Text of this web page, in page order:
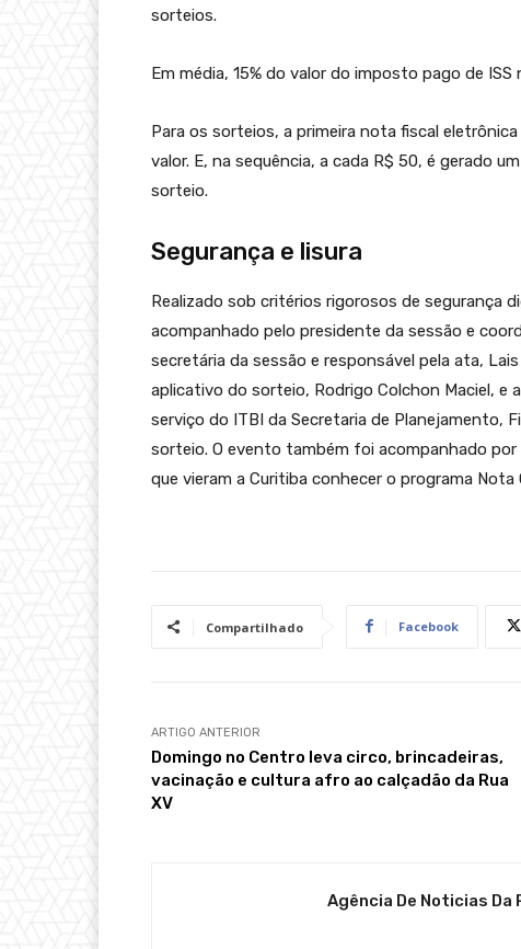
sorteios.
Em média, 15% do valor do imposto pago de
Para os sorteios, a primeira nota fiscal
valor. E, na sequência, a cada R$ 50, é gerado
sorteio.
Segurança e lisura
Realizado sob critérios rigorosos de segurança
acompanhado pelo presidente da sessão e
secretária da sessão e responsável pela ata,
aplicativo do sorteio, Rodrigo Colchon Maciel, e
serviço do ITBI da Secretaria de Planejamento,
sorteio. O evento também foi acompanhado
que vieram a Curitiba conhecer o programa Nota
Compartilhado Facebook
ARTIGO ANTERIOR
Domingo no Centro leva circo, brincadeiras,
vacinação e cultura afro ao calçadão da Rua
XV
Agência De Noticias